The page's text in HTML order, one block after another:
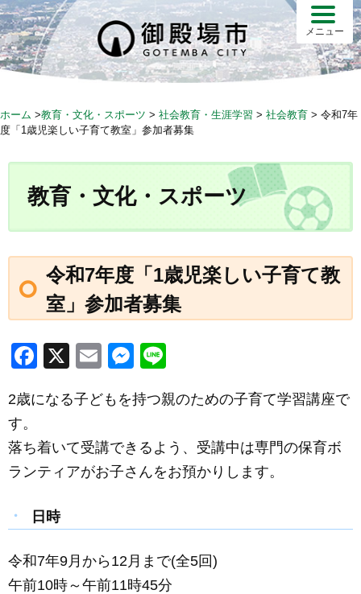
S
k
i
p
c
メニュー
ホーム >教育・文化・スポーツ > 社会教育・生涯学習 > 社会教育 > 令和7年
度「1歳児楽しい子育て教室」参加者募集
教育・文化・スポーツ
令和7年度「1歳児楽しい子育て教
室」参加者募集
F
c
e
b
o
o
k
X
E
ail
M
ss
n
g
e
2歳になる子どもを持つ親のための子育て学習講座で
す。
落ち着いて受講できるよう、受講中は専門の保育ボ
ランティアがお子さんをお預かりします。
日時
令和7年9月から12月まで(全5回)
午前10時～午前11時45分